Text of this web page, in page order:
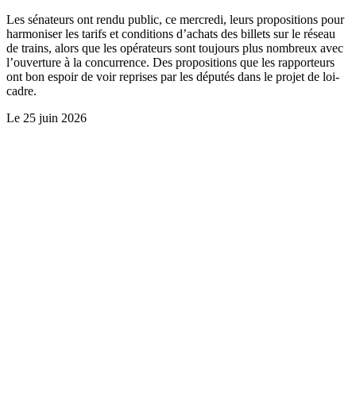
Les sénateurs ont rendu public, ce mercredi, leurs propositions pour
harmoniser les tarifs et conditions d’achats des billets sur le réseau
de trains, alors que les opérateurs sont toujours plus nombreux avec
l’ouverture à la concurrence. Des propositions que les rapporteurs
ont bon espoir de voir reprises par les députés dans le projet de loi-
cadre.
Le 25 juin 2026